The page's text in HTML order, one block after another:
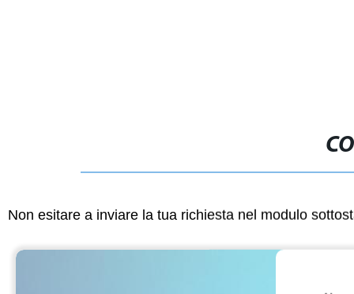
Non esitare a inviare la tua richiesta nel modulo